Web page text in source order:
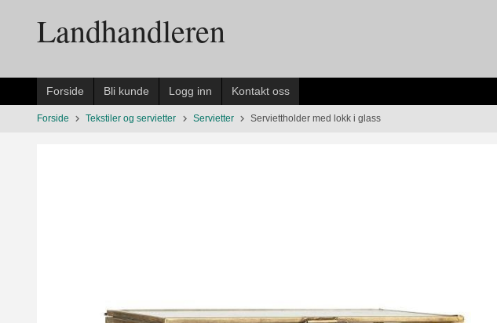
innholdetLandhandleren
Forside Bli kunde Logg inn Kontakt oss
Forside Tekstiler og servietter Servietter Serviettholder med lokk i glass